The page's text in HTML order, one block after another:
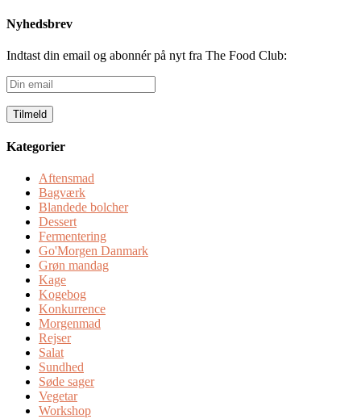
Nyhedsbrev
Indtast din email og abonnér på nyt fra The Food Club:
Din
email
Kategorier
Aftensmad
Bagværk
Blandede bolcher
Dessert
Fermentering
Go'Morgen Danmark
Grøn mandag
Kage
Kogebog
Konkurrence
Morgenmad
Rejser
Salat
Sundhed
Søde sager
Vegetar
Workshop